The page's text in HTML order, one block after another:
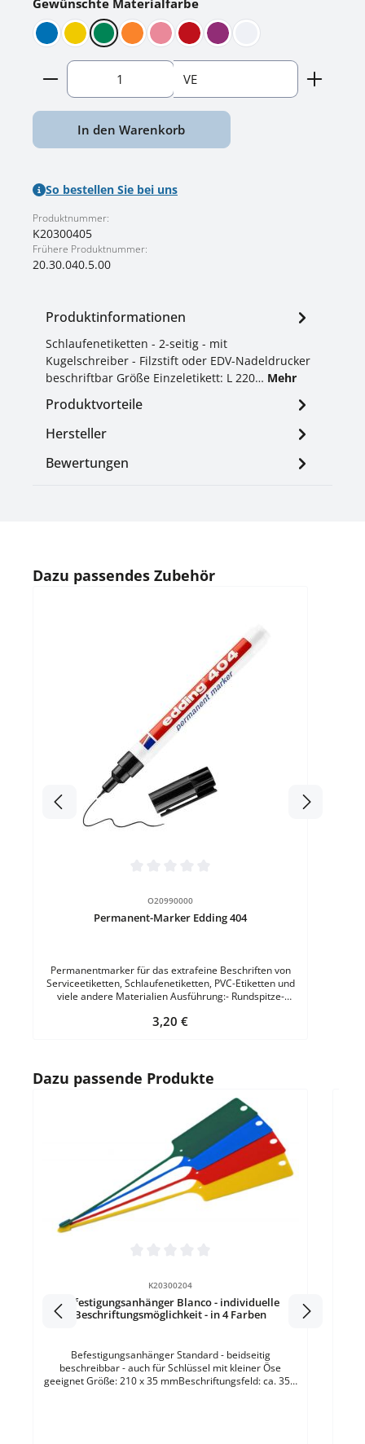
Gewünschte Materialfarbe
Blau Gelb GrünOrangePink Rot ViolettWeiss
Produkt Anzahl: Gib den gewünschten Wert
VE
In den Warenkorb
So bestellen Sie bei uns
Produktnummer:
K20300405
Frühere Produktnummer:
20.30.040.5.00
Produktinformationen
Schlaufenetiketten - 2-seitig - mit
Kugelschreiber - Filzstift oder EDV-Nadeldrucker
beschriftbar Größe Einzeletikett: L 220… Mehr
Produktvorteile
Hersteller
Bewertungen
Produktgalerie überspringen
Dazu passendes Zubehör
O20990000
Permanent-Marker Edding 404
Permanentmarker für das extrafeine Beschriften von
Serviceetiketten, Schlaufenetiketten, PVC-Etiketten und
viele andere Materialien Ausführung:- Rundspitze-
Toluol/Xylol
Regulärer Preis:
3,20 €
Produktgalerie überspringen
Dazu passende Produkte
K20300204
Befestigungsanhänger Blanco - individuelle
Beschriftungsmöglichkeit - in 4 Farben
Befestigungsanhänger Standard - beidseitig
beschreibbar - auch für Schlüssel mit kleiner Öse
geeignet Größe: 210 x 35 mmBeschriftungsfeld: ca. 35 x